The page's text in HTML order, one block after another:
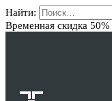
Найти:
Временная скидка 50%